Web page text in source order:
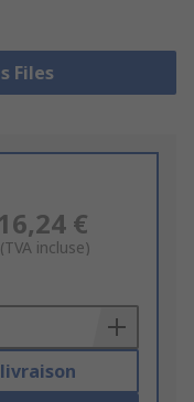
Files
€
(TVA incluse)